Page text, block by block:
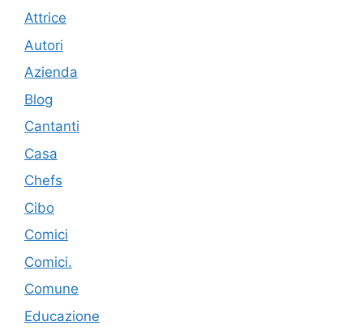
Attrice
Autori
Azienda
Blog
Cantanti
Casa
Chefs
Cibo
Comici
Comici.
Comune
Educazione